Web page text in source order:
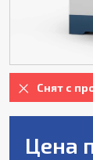
Снят с
Цена